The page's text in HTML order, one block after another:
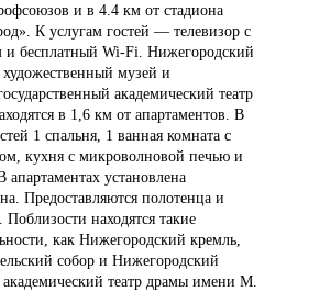
и в 4.4 км от стадиона
К услугам гостей — телевизор с
и бесплатный Wi-Fi. Нижегородский
художественный музей и
академический театр
в 1,6 км от апартаментов. В
1 спальня, 1 ванная комната с
кухня с микроволновой печью и
установлена
Предоставляются полотенца и
Поблизости находятся такие
как Нижегородский кремль,
собор и Нижегородский
академический театр драмы имени М.